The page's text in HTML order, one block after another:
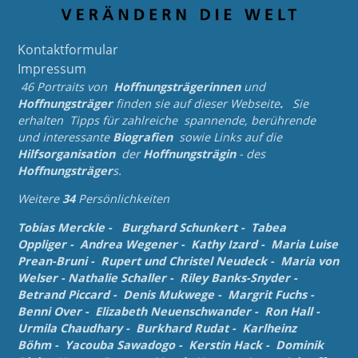
Kontaktformular
Impressum
46 Portraits von Hoffnungsträgerinnen und
Hoffnungsträgerfinden sie auf dieser Webseite.
Sie
erhalten Tipps für zahlreiche spannende, berührende
und interessanteBiografien sowie Links auf die
Hilfsorganisation derHoffnungsträgin - des
Hoffnungsträgers.
Weitere34 Persönlichkeiten
Tobias Merckle - Burghard Schunkert- Tabea
Oppliger- Andrea Wegener- Kathy Izard- Maria Luise
Prean-Bruni- Rupert und Christel Neudeck- Maria von
Welser- Nathalie Schaller- Riley Banks-Snyder-
Betrand Piccard- Denis Mukwege - Margrit Fuchs-
Benni Over- Elizabeth Neuenschwander- Ron Hall-
Urmila Chaudhary- Burkhard Rudat- Karlheinz
Böhm- Yacouba Sawadogo- Kerstin Hack- Dominik